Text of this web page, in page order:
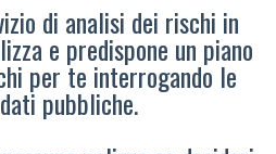
di analisi dei rischi in
e predispone un piano
per te interrogando le
pubbliche.